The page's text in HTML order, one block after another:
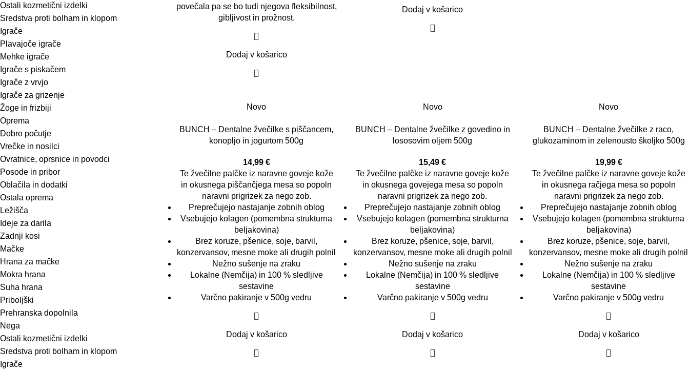
Ostali kozmetični izdelki
Sredstva proti bolham in klopom
Igrače
Plavajoče igrače
Mehke igrače
Igrače s piskačem
Igrače z vrvjo
Igrače za grizenje
Žoge in frizbiji
Oprema
Dobro počutje
Vrečke in nosilci
Ovratnice, oprsnice in povodci
Posode in pribor
Oblačila in dodatki
Ostala oprema
Ležišča
Ideje za darila
Zadnji kosi
Mačke
Hrana za mačke
Mokra hrana
Suha hrana
Priboljški
Prehranska dopolnila
Nega
Ostali kozmetični izdelki
Sredstva proti bolham in klopom
Igrače
povečala pa se bo tudi njegova fleksibilnost,
gibljivost in prožnost.
Dodaj v košarico
Dodaj v košarico
Novo
BUNCH – Dentalne žvečilke s piščancem,
konopljo in jogurtom 500g
14,99 €
Te žvečilne palčke iz naravne goveje kože
in okusnega piščančjega mesa so popoln
naravni prigrizek za nego zob.
Preprečujejo nastajanje zobnih oblog
Vsebujejo kolagen (pomembna strukturna
beljakovina)
Brez koruze, pšenice, soje, barvil,
konzervansov, mesne moke ali drugih polnil
Nežno sušenje na zraku
Lokalne (Nemčija) in 100 % sledljive
sestavine
Varčno pakiranje v 500g vedru
Dodaj v košarico
Novo
BUNCH – Dentalne žvečilke z govedino in
lososovim oljem 500g
15,49€
Te žvečilne palčke iz naravne goveje kože
in okusnega govejega mesa so popoln
naravni prigrizek za nego zob.
Preprečujejo nastajanje zobnih oblog
Vsebujejo kolagen (pomembna strukturna
beljakovina)
Brez koruze, pšenice, soje, barvil,
konzervansov, mesne moke ali drugih polnil
Nežno sušenje na zraku
Lokalne (Nemčija) in 100 % sledljive
sestavine
Varčno pakiranje v 500g vedru
Dodaj v košarico
Novo
BUNCH – Dentalne žvečilke z raco,
glukozaminom in zelenousto školjko 500g
19,99 €
Te žvečilne palčke iz naravne goveje kože
in okusnega račjega mesa so popoln
naravni prigrizek za nego zob.
Preprečujejo nastajanje zobnih oblog
Vsebujejo kolagen (pomembna strukturna
beljakovina)
Brez koruze, pšenice, soje, barvil,
konzervansov, mesne moke ali drugih polnil
Nežno sušenje na zraku
Lokalne (Nemčija) in 100 % sledljive
sestavine
Varčno pakiranje v 500g vedru
Dodaj v košarico